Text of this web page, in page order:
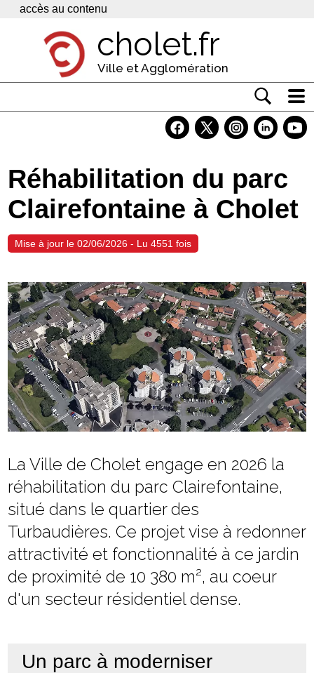
Panneau de gestion des cookies
accès au contenu
cholet.fr
Ville et Agglomération
Economie
Services
Contacts
Réhabilitation du parc
Clairefontaine à Cholet
Mise à jour le 02/06/2026 - Lu 4551 fois
La Ville de Cholet engage en 2026 la
réhabilitation du parc Clairefontaine,
situé dans le quartier des
Turbaudières. Ce projet vise à redonner
attractivité et fonctionnalité à ce jardin
de proximité de 10 380 m², au coeur
d'un secteur résidentiel dense.
Un parc à moderniser